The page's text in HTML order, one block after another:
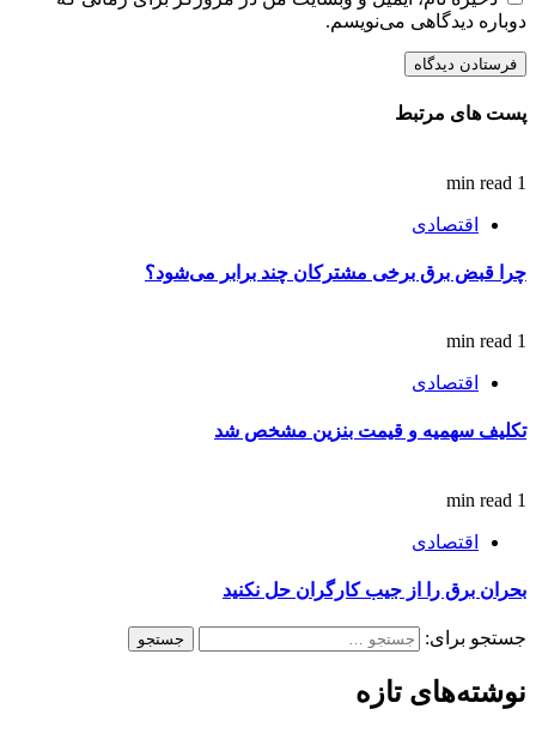
دوباره دیدگاهی می‌نویسم.
پست های مرتبط
1 min read
اقتصادی
چرا قبض برق برخی مشترکان چند برابر می‌شود؟
1 min read
اقتصادی
تکلیف سهمیه و قیمت بنزین مشخص شد
1 min read
اقتصادی
بحران برق را از جیب کارگران حل نکنید
جستجو برای:
نوشته‌های تازه